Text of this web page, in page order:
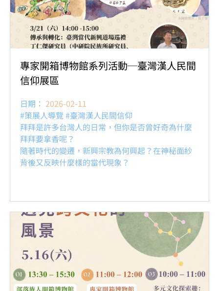
專家開箱博物館系列活動─臺灣漢人民間
信仰展區
日期： 2026-02-11
#策展人導覽 #臺灣漢人民間信仰
拜拜是許多台灣人的日常，但你是否曾好奇為什麼
拜拜要拿香呢？
隨著時代的變遷，新興宗教為何興起？在神秘面紗
背後又反映什麼樣的當代現象？